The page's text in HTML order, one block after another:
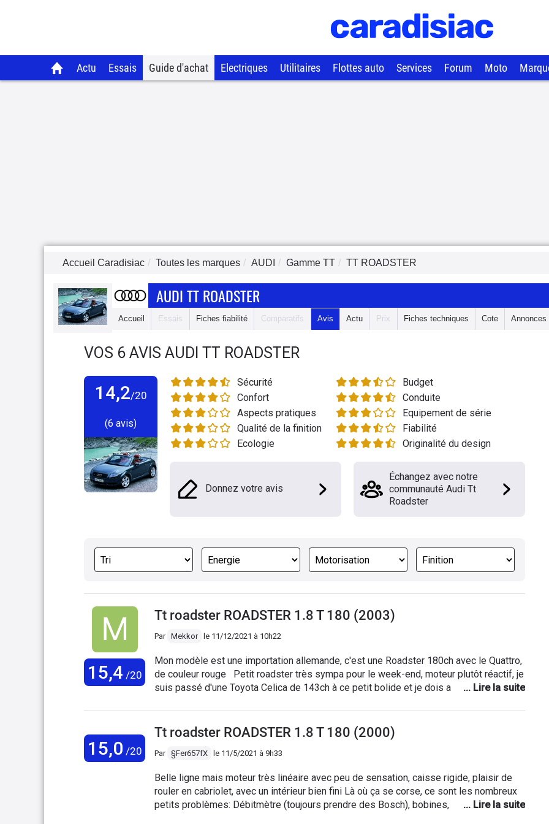
Actu Essais Guide d'achat Electriques Utilitaires Flottes auto Services Forum Moto
Accueil Caradisiac Toutes les marques AUDI Gamme TT TT ROADSTER
AUDI TT ROADSTER
Accueil Essais Fiches fiabilité Comparatifs Avis Actu Prix Fiches techniques Cote Annonces
VOS 6 AVIS AUDI TT ROADSTER
14,2/20
(6 avis)
Sécurité
Budget
Confort
Conduite
Aspects pratiques
Equipement de série
Qualité de la finition
Fiabilité
Ecologie
Originalité du design
Donnez votre avis
Échangez avec notre
communauté Audi Tt
Roadster
15,4 /20
Tt roadster ROADSTER 1.8 T 180 (2003)
Par Mekkor le 11/12/2021 à 10h22
Mon modèle est une importation allemande, c'est une Roadster 180ch avec le Quattro,
de couleur rouge Petit roadster très sympa pour le week-end, moteur plutôt réactif, je
suis passé d'une Toyota Celica de 143ch à ce petit bolide et je dois avouer que le
encore plus une fois la voiture décapotée (avec le coupe-vent déployé sinon c'est une
vraie purge). Le Quattro ajoute vraiment un plus, c'est mon premier véhicule quatre
roues motrices, je ne me suis jamais fait peur avec, j'ai vraiment l'impression d'être
rivé au sol même dans les virages. Le souci (qui en réalité n'en ait pas un car voiture
de descendre en dessous des 10 litres. Je rajoute aussi, les rangements et le coffre,
il fallait s'en douter c'est inexistant, il faut bien le prendre en compte avant l'achat,
vous pourrez poser 2 petites valises dans le coffre mais il ne faudra pas plus. En ce
15,0 /20
Tt roadster ROADSTER 1.8 T 180 (2000)
Par §Fer657fX le 11/5/2021 à 9h33
Belle ligne mais moteur très linéaire avec peu de sensation, caisse rigide, plaisir de
rouler en cabriolet, avec un intérieur bien fini Là où ça se corse, ce sont les nombreux
petits problèmes: Débitmètre (toujours prendre des Bosch), bobines, N75... Le